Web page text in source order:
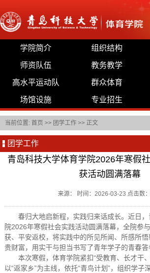
学院简介 组织结构
师资队伍 教务教学
高水平运动队 群众体育
场馆设施 专业招生
当前位置: 首页 >> 团学工作 >> 正文
团学工作
青岛科技大学体育学院2026年寒假
获活动圆满落幕
来源： 时间：2026-03-23 点击数
春归大地启新程，实践归来话成长。近日
院2026年寒假社会实践活动圆满落幕，全院参
获、平安返校，将实践中的所见所闻、所感所
贵财富，用实干与担当书写了青年学子的青春答
本次寒假，体育学院紧扣“受教育、长才干
以“返家乡”为主线，依托“青鸟计划”，组织学子